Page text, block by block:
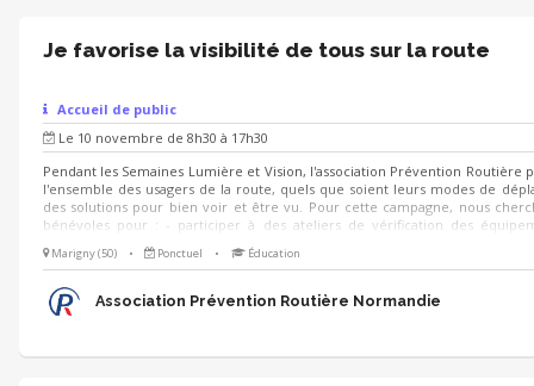
Je favorise la visibilité de tous sur la route
Accueil de public
Le 10 novembre de 8h30 à 17h30
Pendant les Semaines Lumière et Vision, l'association Prévention Routière
l'ensemble des usagers de la route, quels que soient leurs modes de
des solutions pour bien voir et être vu. Pour cette campagne, nous
bénévoles pour : - participer à des ateliers de vérification des
cyclistes et usagers de trottinettes électriques - diffuser des conseils
ludiques et simples à prendre en main : quiz, jeu de cartes, jeu de
trouve...
Marigny (50) • Ponctuel • Éducation
Association Prévention Routière Normandie